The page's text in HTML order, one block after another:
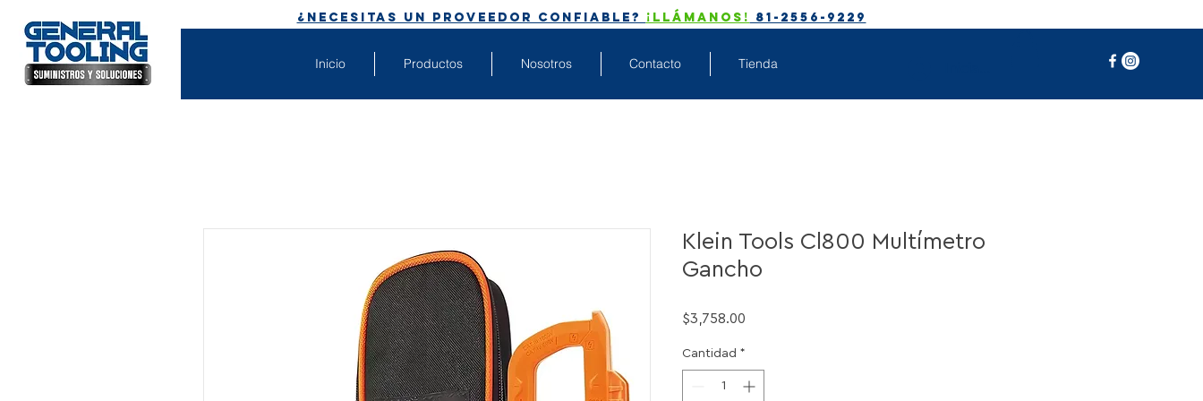
¿Necesitas un proveedor CONFIABLE? ¡Llámanos! 81-2556-9229
Inicio Productos Nosotros Contacto Tienda
Klein Tools Cl800 Multímetro
Gancho
$3,758.00
Cantidad *